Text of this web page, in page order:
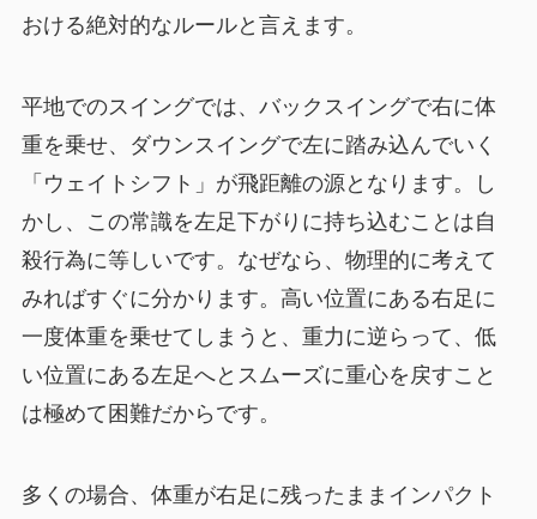
おける絶対的なルールと言えます。
平地でのスイングでは、バックスイングで右に体
重を乗せ、ダウンスイングで左に踏み込んでいく
「ウェイトシフト」が飛距離の源となります。し
かし、この常識を左足下がりに持ち込むことは自
殺行為に等しいです。なぜなら、物理的に考えて
みればすぐに分かります。高い位置にある右足に
一度体重を乗せてしまうと、重力に逆らって、低
い位置にある左足へとスムーズに重心を戻すこと
は極めて困難だからです。
多くの場合、体重が右足に残ったままインパクト